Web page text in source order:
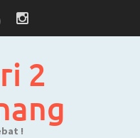
2
!